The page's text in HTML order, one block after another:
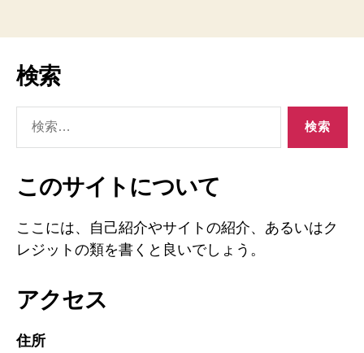
検索
このサイトについて
ここには、自己紹介やサイトの紹介、あるいはク
レジットの類を書くと良いでしょう。
アクセス
住所